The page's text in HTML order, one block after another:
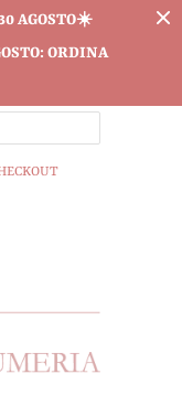
AGOSTO☀️
ORDINA